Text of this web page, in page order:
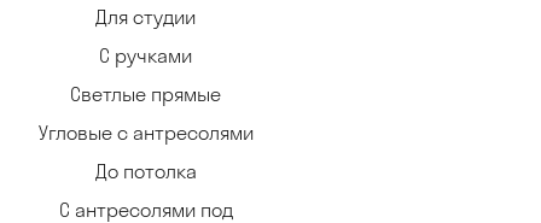
Для студии
С ручками
Светлые прямые
Угловые с антресолями
До потолка
С антресолями под